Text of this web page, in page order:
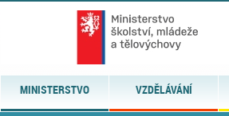
MINISTERSTVO VZDĚLÁVÁNÍ